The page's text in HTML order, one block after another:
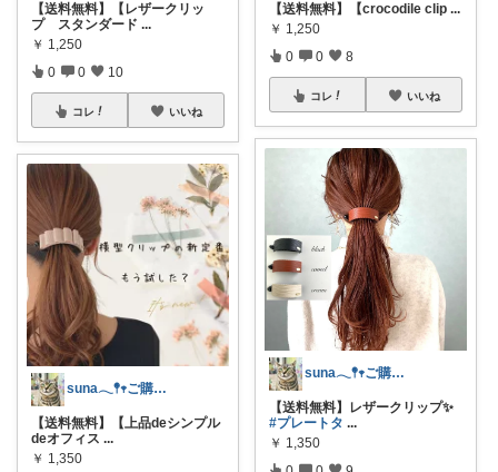
【送料無料】【レザークリッ
プ スタンダード ...
￥ 1,250
0 0 10
コレ いいね
suna𓂃𖤥𖥧ご購入感謝´`*
【送料無料】【上品deシンプル
deオフィス ...
￥ 1,350
【送料無料】【crocodile clip ...
￥ 1,250
0 0 8
コレ いいね
suna𓂃𖤥𖥧ご購入感謝´`*
【送料無料】レザークリップ✨
#プレートタ ...
￥ 1,350